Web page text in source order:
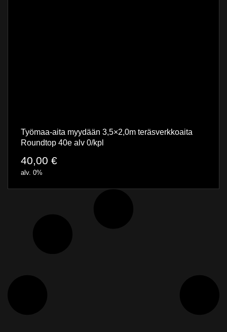
Työmaa-aita myydään 3,5×2,0m teräsverkkoaita
Roundtop 40e alv 0/kpl
40,00 €
alv. 0%